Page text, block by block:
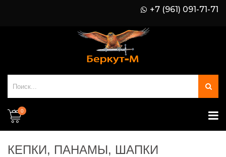
+7 (961) 091-71-71
0
КЕПКИ, ПАНАМЫ, ШАПКИ